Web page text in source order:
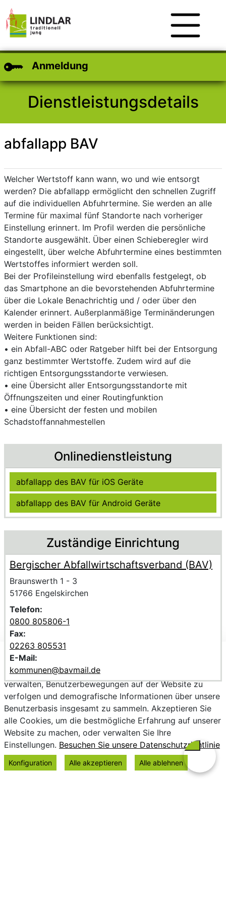
Anmeldung
Dienstleistungsdetails
abfallapp BAV
Kurzbeschreibung
Beschreibung
Welcher Wertstoff kann wann, wo und wie entsorgt
werden? Die abfallapp ermöglicht den schnellen Zugriff
auf die individuellen Abfuhrtermine. Sie werden an alle
Termine für maximal fünf Standorte nach vorheriger
Einstellung erinnert. Im Profil werden die persönliche
Standorte ausgewählt. Über einen Schieberegler wird
eingestellt, über welche Abfuhrtermine eines bestimmten
Wertstoffes informiert werden soll.
Bei der Profileinstellung wird ebenfalls festgelegt, ob
das Smartphone an die bevorstehenden Abfuhrtermine
über die Lokale Benachrichtig und / oder über den
Kalender erinnert. Außerplanmäßige Terminänderungen
werden in beiden Fällen berücksichtigt.
Weitere Funktionen sind:
• ein Abfall-ABC oder Ratgeber hilft bei der Entsorgung
ganz bestimmter Wertstoffe. Zudem wird auf die
richtigen Entsorgungsstandorte verwiesen.
• eine Übersicht aller Entsorgungsstandorte mit
Öffnungszeiten und einer Routingfunktion
• eine Übersicht der festen und mobilen
Schadstoffannahmestellen
Onlinedienstleistung
Ohne Anmeldung im Portal nutzbar
abfallapp des BAV für iOS Geräte
abfallapp des BAV für Android Geräte
Zuständige Einrichtung
Name der Einrichtung
Bergischer Abfallwirtschaftsverband (BAV)
Anschrift der Einrichtung
Strasse und Hausnummer
Braunswerth 1 - 3
PLZ und Ort
51766 Engelskirchen
Telefon:
0800 805806-1
Fax:
02263 805531
E-Mail:
kommunen@bavmail.de
Wir verwenden Cookies, um personalisierte Inhalte
bereitzustellen, Trends zu analysieren, die Website zu
verwalten, Benutzerbewegungen auf der Website zu
verfolgen und demografische Informationen über unsere
Benutzerbasis insgesamt zu sammeln. Akzeptieren Sie
alle Cookies, um die bestmögliche Erfahrung auf unserer
Website zu machen, oder verwalten Sie Ihre
Einstellungen. Besuchen Sie unsere Datenschutzrichtlinie
Konfiguration Alle akzeptieren Alle ablehnen